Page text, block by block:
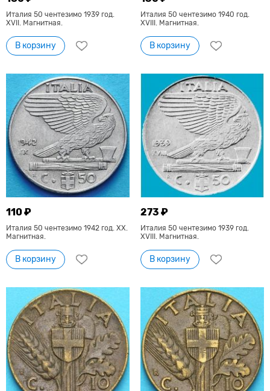
Италия 50 чентезимо 1939 год.
XVII. Магнитная.
В корзину
Италия 50 чентезимо 1940 год.
XVIII. Магнитная.
В корзину
110 ₽
Италия 50 чентезимо 1942 год. XX.
Магнитная.
В корзину
273 ₽
Италия 50 чентезимо 1939 год.
XVIII. Магнитная.
В корзину